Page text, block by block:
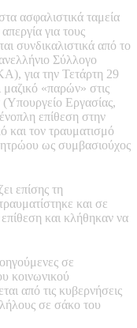
ασφαλιστικά ταμεία
για τους
συνδικαλιστικά από το
Σύλλογο
για την Τετάρτη 29
μαζικό «παρών» στις
(Υπουργείο Εργασίας,
επίθεση στην
τον τραυματισμό
ως συμβασιούχος
επίσης τη
και σε
και κλήθηκαν να
σε
κοινωνικού
από τις κυβερνήσεις
σε σάκο του